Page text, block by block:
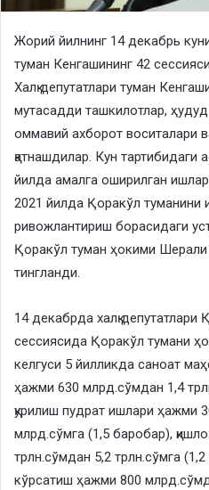
Жорий йилнинг 14 декабрь
туман Кенгашининг 42
Халқ депутатлари туман
мутасадди ташкилотлар,
оммавий ахборот воситалари
қатнашдилар. Кун тартибидаги
йилда амалга оширилган
2021 йилда Қоракўл туманини
ривожлантириш борасидаги
Қоракўл туман ҳокими
тингланди.
14 декабрда халқ
сессиясида Қоракўл тумани
келгуси 5 йилликда саноат
ҳажми 630 млрд.сўмдан 1,4
қурилиш пудрат ишлари ҳажми
млрд.сўмга (1,5 баробар),
трлн.сўмдан 5,2 трлн.сўмга
кўрсатиш ҳажми 800